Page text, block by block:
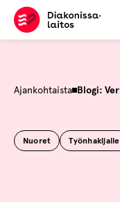
Hyppää
sisältöön
Ajankohtaista
Nuoret Työnhakijalle